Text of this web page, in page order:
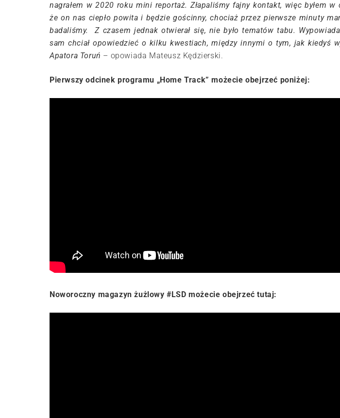
nagrałem w 2020 roku mini reportaż. Złapaliśmy fajny kontakt, więc byłem w
że on nas ciepło powita i będzie gościnny, chociaż przez pierwsze minuty
badaliśmy. Z czasem jednak otwierał się, nie było tematów tabu.
sam chciał opowiedzieć o kilku kwestiach, między innymi o tym, jak kiedyś
Apatora Toruń – opowiada Mateusz Kędzierski.
Pierwszy odcinek programu „Home Track” możecie obejrzeć poniżej:
Noworoczny magazyn żużlowy #LSD możecie obejrzeć tutaj: